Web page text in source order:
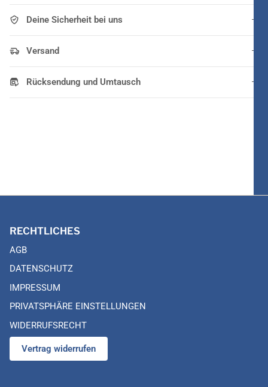
Deine Sicherheit bei uns
Versand
Rücksendung und Umtausch
RECHTLICHES
AGB
DATENSCHUTZ
IMPRESSUM
PRIVATSPHÄRE EINSTELLUNGEN
WIDERRUFSRECHT
Vertrag widerrufen